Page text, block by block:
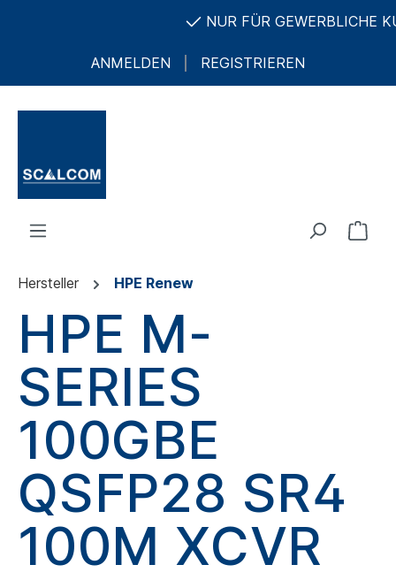
NUR FÜR GEWERBLICHE
ANMELDEN REGISTRIEREN
Hersteller HPE Renew
HPE M-
SERIES
100GBE
QSFP28 SR4
100M XCVR